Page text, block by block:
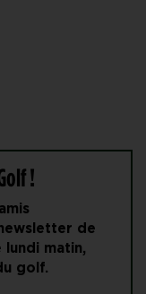
!
de
lundi matin,
golf.